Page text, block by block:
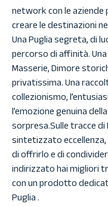
network con le aziende
creare le destinazioni
Una Puglia segreta, di
percorso di affinità.
Masserie, Dimore
privatissima. Una
collezionismo,
l’emozione genuina della
sorpresa.Sulle tracce
sintetizzato eccellenza,
di offrirlo e di
indirizzato hai migliori
con un prodotto
Puglia .